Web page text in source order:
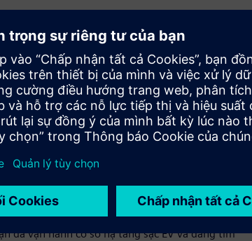
hợp các nguồn năng lượng tái
đã vận hành cơ sở hạ tầng sạc EV và đang tìm